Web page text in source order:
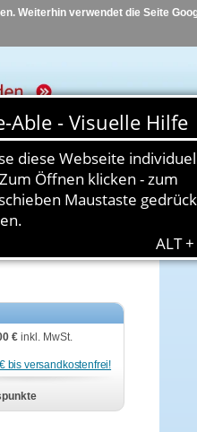
Weiterhin verwendet die Seite
Kontakt
Diabetes
€ inkl. MwSt.
bis versandkostenfrei!